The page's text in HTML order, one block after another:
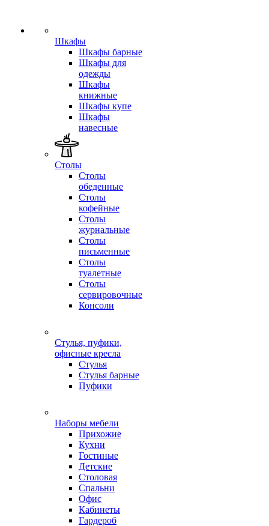
Шкафы
Шкафы барные
Шкафы для
одежды
Шкафы
книжные
Шкафы купе
Шкафы
навесные
Столы
Столы
обеденные
Столы
кофейные
Столы
журнальные
Столы
письменные
Столы
туалетные
Столы
сервировочные
Консоли
Стулья, пуфики,
офисные кресла
Стулья
Стулья барные
Пуфики
Наборы мебели
Прихожие
Кухни
Гостиные
Детские
Столовая
Спальни
Офис
Кабинеты
Гардероб